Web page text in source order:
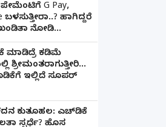
G Pay,
ಬಳಸುತ್ತೀರಾ..? ಹಾಗಿದ್ದರೆ
ನೋಡಿ...
ಮಾಡಿದ್ರೆ ಕಡಿಮೆ
ಇಲ್ಲಿದೆ ಸೂಪರ್
ಕುತೂಹಲ: ಎಚ್‌ಡಿಕೆ
ಸ್ಪರ್ಧೆ? ಹೊಸ